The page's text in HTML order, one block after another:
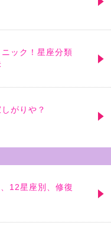
ック！星座分類
がりや？
12星座別、修復